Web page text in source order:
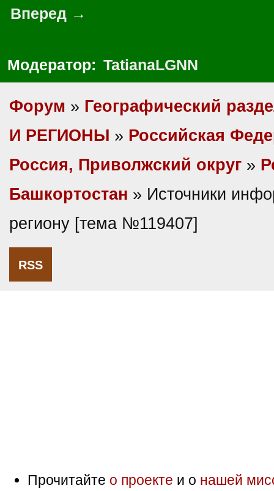
Вперед →
Модератор: TatianaLGNN
Форум » Географический
И РЕГИОНЫ » Российская
Россия, Приволжский округ »
Башкортостан » Источники
региону [тема №119407]
RSS
Прочитайте о проекте и о нашей